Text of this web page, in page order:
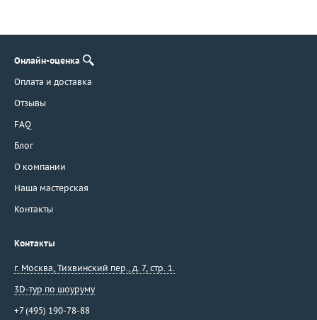
Онлайн-оценка
Оплата и доставка
Отзывы
FAQ
Блог
О компании
Наша мастерская
Контакты
Контакты
г. Москва, Тихвинский пер., д. 7, стр. 1.
3D-тур по шоуруму
+7 (495) 190-78-88